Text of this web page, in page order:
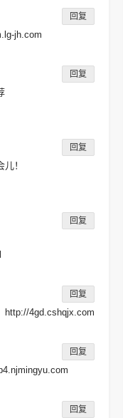
回复
jh.com
回复
回复
！
回复
回复
http://4gd.cshqjx.com
回复
回复